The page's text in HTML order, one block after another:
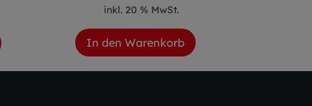
inkl. 20 % MwSt.
In den Warenkorb